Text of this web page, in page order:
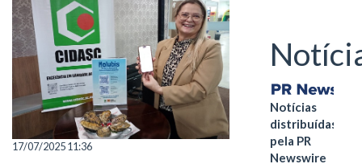
17/07/2025 11:36
Notícias
distribuídas
pela PR
Newswire